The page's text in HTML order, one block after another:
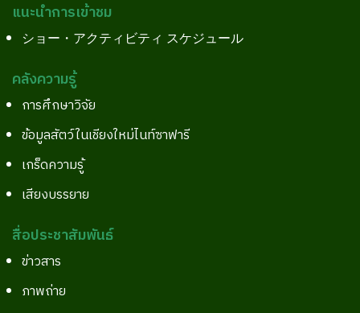
แนะนำการเข้าชม
ショー・アクティビティ スケジュール
คลังความรู้
การศึกษาวิจัย
ข้อมูลสัตว์ในเชียงใหม่ไนท์ซาฟารี
เกร็ดความรู้
เสียงบรรยาย
สื่อประชาสัมพันธ์
ข่าวสาร
ภาพถ่าย